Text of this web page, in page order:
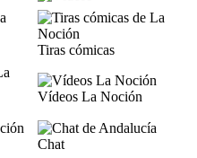
Tiras cómicas
Vídeos La Noción
Chat